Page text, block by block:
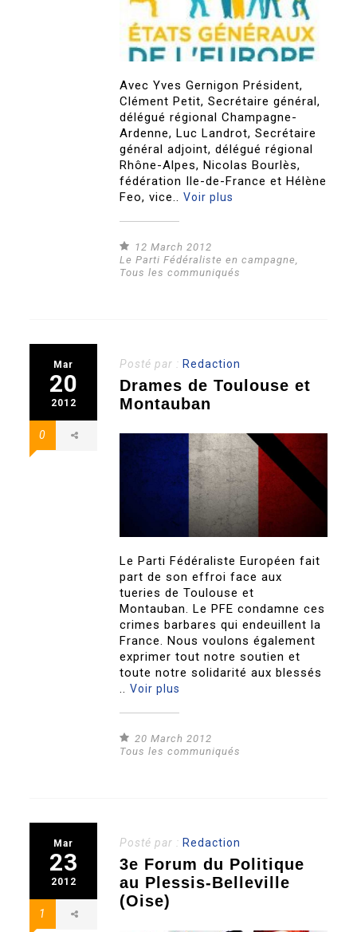
Avec Yves Gernigon Président,
Clément Petit, Secrétaire général,
délégué régional Champagne-
Ardenne, Luc Landrot, Secrétaire
général adjoint, délégué régional
Rhône-Alpes, Nicolas Bourlès,
fédération Ile-de-France et Hélène
Feo, vice..Voir plus
12 March 2012
Le Parti Fédéraliste en campagne
Tous les communiqués
Mar
20
2012
0
Posté par : Redaction
Drames de Toulouse et
Montauban
Le Parti Fédéraliste Européen fait
part de son effroi face aux
tueries de Toulouse et
Montauban. Le PFE condamne ces
crimes barbares qui endeuillent la
France. Nous voulons également
exprimer tout notre soutien et
toute notre solidarité aux blessés
..Voir plus
20 March 2012
Tous les communiqués
Mar
23
2012
1
Posté par : Redaction
3e Forum du Politique
au Plessis-Belleville
(Oise)